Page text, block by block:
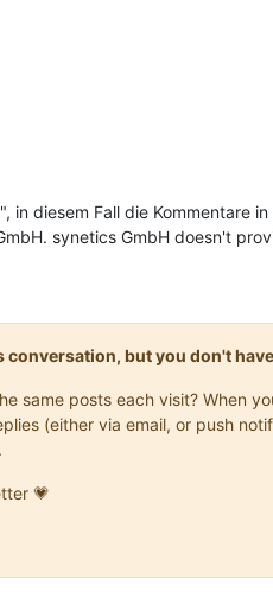
in diesem Fall die Kommentare
synetics GmbH doesn't
but you don't
same posts each visit? When
(either via email, or push
💗